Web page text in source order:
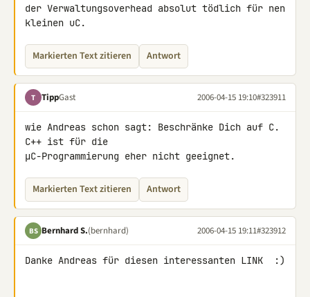
der Verwaltungsoverhead absolut tödlich für nen
kleinen uC.
Markierten Text zitieren Antwort
T TippGast 2006-04-15 19:10#323911
wie Andreas schon sagt: Beschränke Dich auf C.
C++ ist für die
µC-Programmierung eher nicht geeignet.
Markierten Text zitieren Antwort
BS Bernhard S.(bernhard) 2006-04-15 19:11#323912
Danke Andreas für diesen interessanten LINK  :)